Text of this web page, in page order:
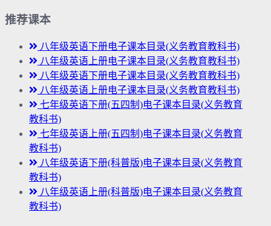
推荐课本
八年级英语下册电子课本目录(义务教育教科书)
八年级英语上册电子课本目录(义务教育教科书)
八年级英语下册电子课本目录(义务教育教科书)
八年级英语上册电子课本目录(义务教育教科书)
七年级英语下册(五四制)电子课本目录(义务教育
教科书)
七年级英语上册(五四制)电子课本目录(义务教育
教科书)
八年级英语下册(科普版)电子课本目录(义务教育
教科书)
八年级英语上册(科普版)电子课本目录(义务教育
教科书)